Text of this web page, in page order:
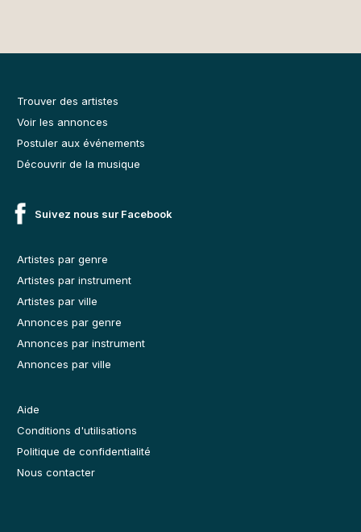
Trouver des artistes
Voir les annonces
Postuler aux événements
Découvrir de la musique
Suivez nous sur Facebook
Artistes par genre
Artistes par instrument
Artistes par ville
Annonces par genre
Annonces par instrument
Annonces par ville
Aide
Conditions d'utilisations
Politique de confidentialité
Nous contacter